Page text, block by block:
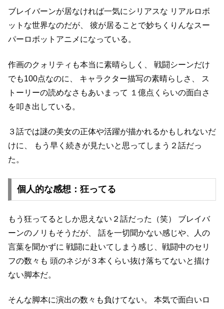
ブレイバーンが居なければ一気にシリアスな リアルロボ
ットな世界なのだが、
彼が居ることで妙ちくりんなスー
パーロボットアニメになっている。
作画のクォリティも本当に素晴らしく、
戦闘シーンだけ
でも100点なのに、
キャラクター描写の素晴らしさ、
ス
トーリーの読めなさもあいまって １億点くらいの面白さ
を叩き出している。
３話では謎の美女の正体や活躍が描かれるかもしれないだ
けに、
もう早く続きが見たいと思ってしまう２話だっ
た。
個人的な感想：狂ってる
もう狂ってるとしか思えない２話だった（笑）
ブレイバ
ーンのノリもそうだが、
話を一切聞かない感じや、人の
言葉を聞かずに 戦闘に赴いてしまう感じ、戦闘中のセリ
フの数々も 頭のネジが３本くらい抜け落ちてないと描け
ない脚本だ。
そんな脚本に演出の数々も負けてない。
本気で面白いロ